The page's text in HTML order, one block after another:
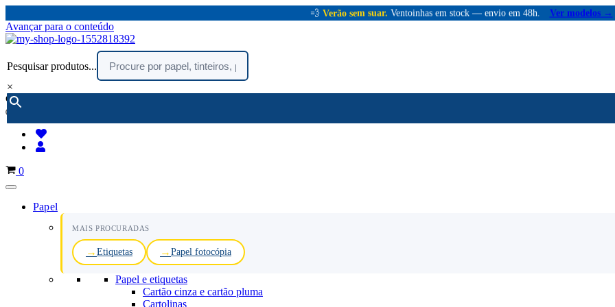
💨 Verão sem suar. Ventoinhas em stock — envio em 48h. Ver modelos →
Avançar para o conteúdo
Pesquisar produtos...
×
encomendar por telefone :
(chamada rede fixa nacional)
Carrinho
0
Papel
MAIS PROCURADAS
Etiquetas Papel fotocópia
Papel e etiquetas
Cartão cinza e cartão pluma
Cartolinas